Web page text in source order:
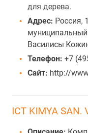
для дерева.
Адрес: Россия,
муниципальный
Василисы
Телефон: +7
Сайт: http://
ICT KIMYA SAN.